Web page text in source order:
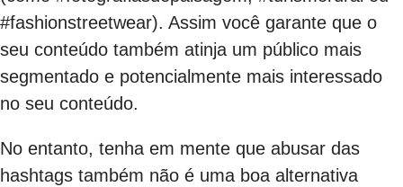
#fashionstreetwear). Assim você garante que o
seu conteúdo também atinja um público mais
segmentado e potencialmente mais interessado
no seu conteúdo.
No entanto, tenha em mente que abusar das
hashtags também não é uma boa alternativa